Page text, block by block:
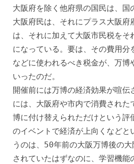
大阪府を除く他府県の国民は、国
大阪府民は、それにプラス大阪府
は、それに加えて大阪市民税をそ
になっている。要は、その費用分
などに使われるべき税金が、万博
いったのだ。
開催前には万博の経済効果が喧伝
には、大阪府や市内で消費された
博に付け替えられただけという評
のイベントで経済が上向くなどと
うのは、50年前の大阪万博後の
されていたはずなのに、学習機能